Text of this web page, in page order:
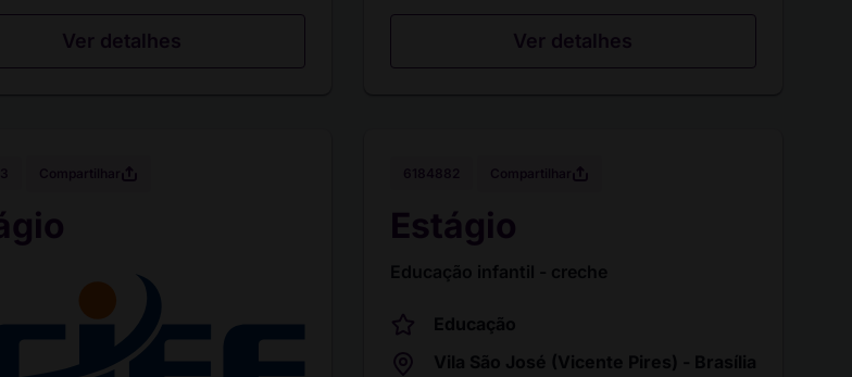
Ver detalhes Ver detalhes
Estágio
Educação infantil - creche
Educação
Vila São José (Vicente Pires) - Brasília